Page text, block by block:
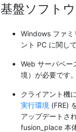
基盤ソフト
Windows ファミ
ント PC に関し
Web サーバベー
境）が必要です
クライアント機
実行環境 (FRE)
アップデートさ
fusion_place 本